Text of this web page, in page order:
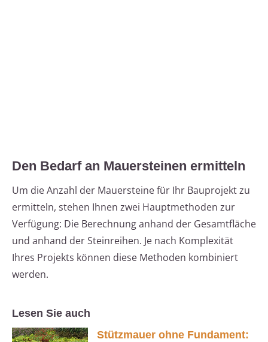
Den Bedarf an Mauersteinen ermitteln
Um die Anzahl der Mauersteine für Ihr Bauprojekt zu
ermitteln, stehen Ihnen zwei Hauptmethoden zur
Verfügung: Die Berechnung anhand der Gesamtfläche
und anhand der Steinreihen. Je nach Komplexität
Ihres Projekts können diese Methoden kombiniert
werden.
Lesen Sie auch
Stützmauer ohne Fundament: